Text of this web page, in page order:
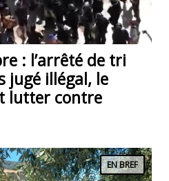
: l’arrêté de tri
jugé illégal, le
lutter contre
EN BREF